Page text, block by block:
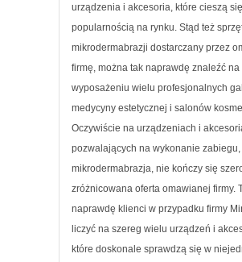
urządzenia i akcesoria, które cieszą
popularnością na rynku. Stąd też
mikrodermabrazji dostarczany przez
firmę, można tak naprawdę znaleźć na
wyposażeniu wielu profesjonalnych
medycyny estetycznej i salonów
Oczywiście na urządzeniach i
pozwalających na wykonanie
mikrodermabrazja, nie kończy się
zróżnicowana oferta omawianej firmy.
naprawdę klienci w przypadku firmy
liczyć na szereg wielu urządzeń i
które doskonale sprawdzą się w